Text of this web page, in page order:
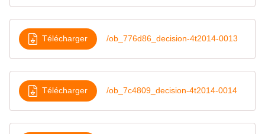
Télécharger /ob_776d86_decision-4t2014-0013
Télécharger /ob_7c4809_decision-4t2014-0014